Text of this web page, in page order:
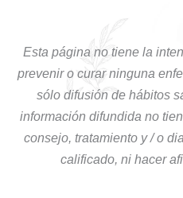
Esta página no tiene la
prevenir o curar ninguna
sólo difusión de hábitos
información difundida no
consejo, tratamiento y / o
calificado, ni hacer